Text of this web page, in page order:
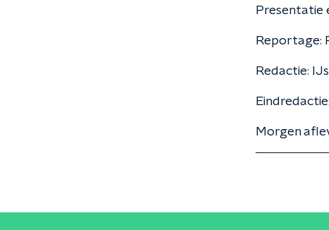
Presentatie
Reportage:
Redactie:
Morgen